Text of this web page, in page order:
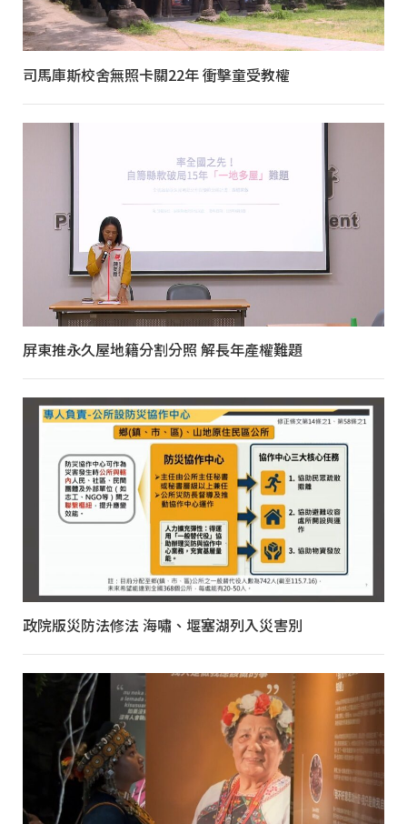
司馬庫斯校舍無照卡關22年 衝擊童受教權
屏東推永久屋地籍分割分照 解長年產權難題
政院版災防法修法 海嘯、堰塞湖列入災害別